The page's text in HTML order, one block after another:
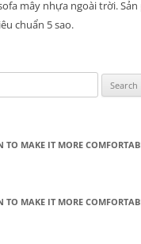
mây nhựa ngoài trời.
chuẩn 5 sao.
TO MAKE IT MORE
TO MAKE IT MORE